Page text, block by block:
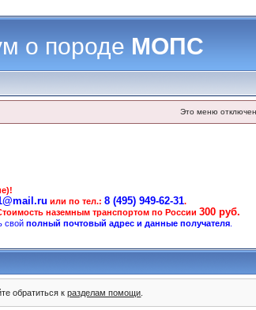
о породеМОПС
Это меню
или по тел.:8 (495) 949-62-31.
наземным транспортом по России300 руб.
свойполный почтовый адрес и данные получателя
обратиться кразделам помощи